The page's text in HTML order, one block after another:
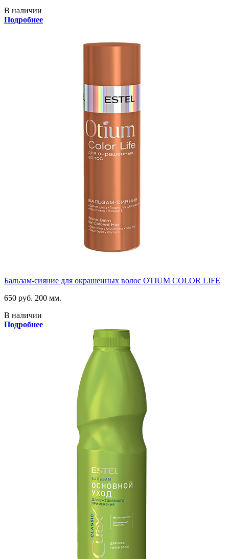
В наличии
Подробнее
Бальзам-сияние для окрашенных волос OTIUM COLOR LIFE
650 руб. 200 мм.
В наличии
Подробнее